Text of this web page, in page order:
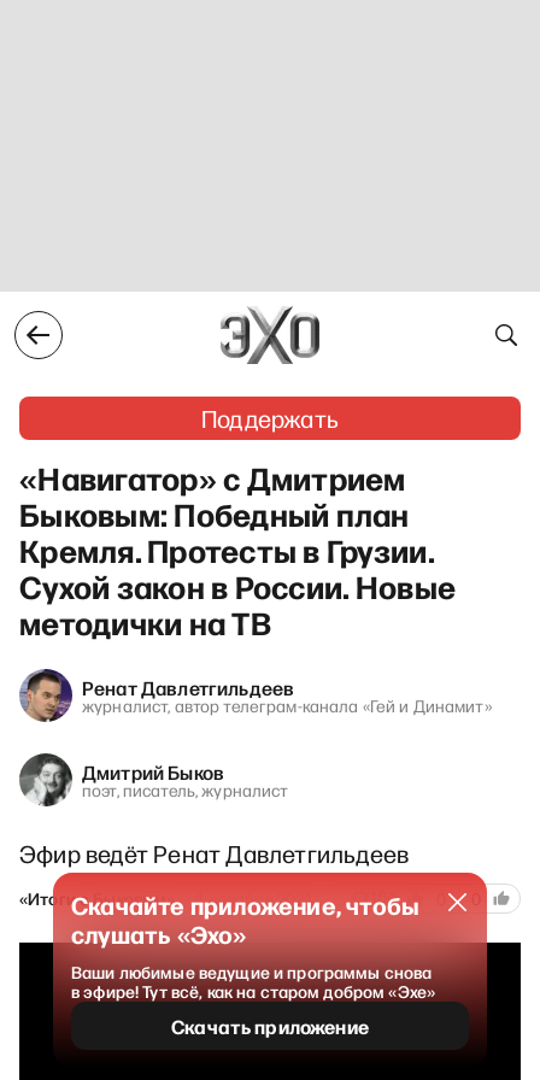
Поддержать
«Навигатор» с Дмитрием
Быковым: Победный план
Кремля. Протесты в Грузии.
Сухой закон в России. Новые
методички на ТВ
Ренат Давлетгильдеев
журналист, автор телеграм-канала «Гей и Динамит»
Дмитрий Быков
поэт, писатель, журналист
Эфир ведёт Ренат Давлетгильдеев
«Итоги с Быковым» 4 декабря 2024 164
Скачайте приложение, чтобы
слушать «Эхо»
Ваши любимые ведущие и программы снова
в эфире! Тут всё, как на старом добром «Эхе»
Скачать приложение